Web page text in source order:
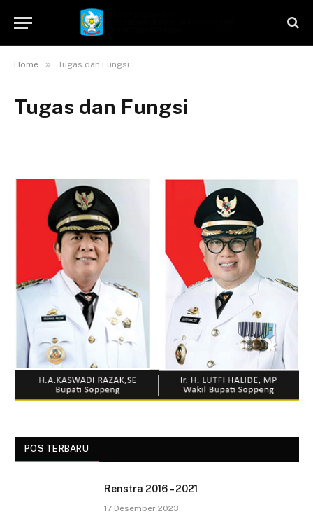
Home » Tugas dan Fungsi
Tugas dan Fungsi
POS TERBARU
Renstra 2016 – 2021
17 Desember 2023